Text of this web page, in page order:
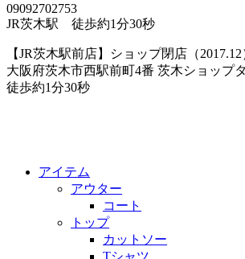
09092702753
JR茨木駅 徒歩約1分30秒
【JR茨木駅前店】ショップ閉店（2017.12
大阪府茨木市西駅前町4番 茨木ショップ
徒歩約1分30秒
アイテム
アウター
コート
トップ
カットソー
Tシャツ